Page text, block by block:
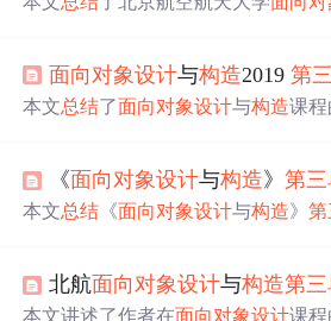
以及针对特定问题的架构设计策略。
面向对象设计与构造2019第
本文总结了面向对象设计与构造课程
规格和理解的心得体会。
《面向对象设计与构造》第三
本文总结 《面向对象设计与构造》第
状态验证方面的优势；迭代架构演进
推荐系统）；性能优化策略（缓存维
北航面向对象设计与构造第三
本文讲述了作者在面向对象设计课程